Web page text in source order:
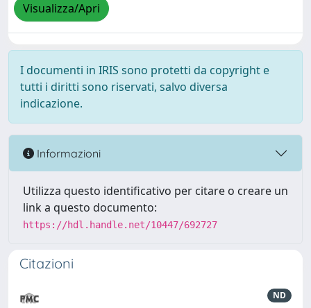
Visualizza/Apri
I documenti in IRIS sono protetti da copyright e
tutti i diritti sono riservati, salvo diversa
indicazione.
Informazioni
Utilizza questo identificativo per citare o creare un
link a questo documento:
https://hdl.handle.net/10447/692727
Citazioni
ND